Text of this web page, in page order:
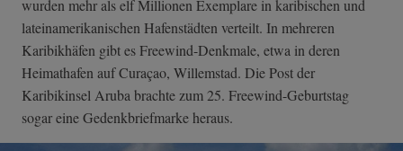
wurden mehr als elf Millionen Exemplare in karibischen und
lateinamerikanischen Hafenstädten verteilt. In mehreren
Karibikhäfen gibt es Freewind-Denkmale, etwa in deren
Heimathafen auf Curaçao, Willemstad. Die Post der
Karibikinsel Aruba brachte zum 25. Freewind-Geburtstag
sogar eine Gedenkbriefmarke heraus.